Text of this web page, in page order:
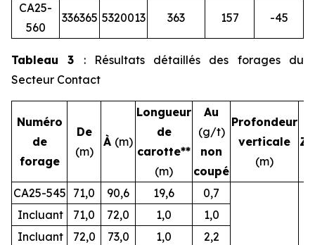
CA25-
560
336365 5320013 363 157 -45
Tableau 3 : Résultats détaillés des forages du
Secteur Contact
Numéro
de
forage
De
(m)
À (m)
Longueur
de
carotte**
(m)
Au
(g/t)
non
coupé
Profondeur
verticale
(m)
CA25-545 71,0 90,6 19,6 0,7
Incluant 71,0 72,0 1,0
1,0
Incluant
72,0 73,0 1,0
2,2